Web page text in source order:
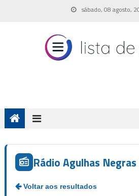
sábado, 08 agosto,
Rádio Agulhas